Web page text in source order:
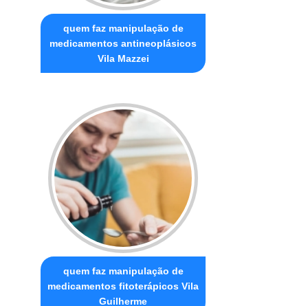
quem faz manipulação de
medicamentos antineoplásicos
Vila Mazzei
quem faz manipulação de
medicamentos fitoterápicos Vila
Guilherme